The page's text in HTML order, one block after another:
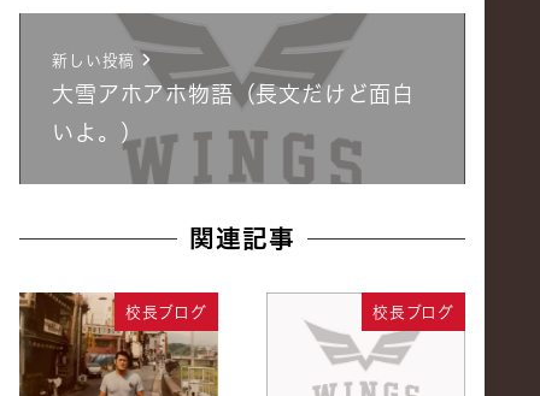
新しい投稿
大雪アホアホ物語（長文だけど面白
いよ。）
関連記事
校長ブログ 校長ブログ